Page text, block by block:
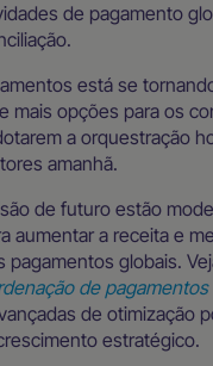
de pagamento
está se
mais opções para os
a orquestração
amanhã.
de futuro estão
aumentar a receita e
pagamentos globais.
de pagamentos
de otimização
estratégico.